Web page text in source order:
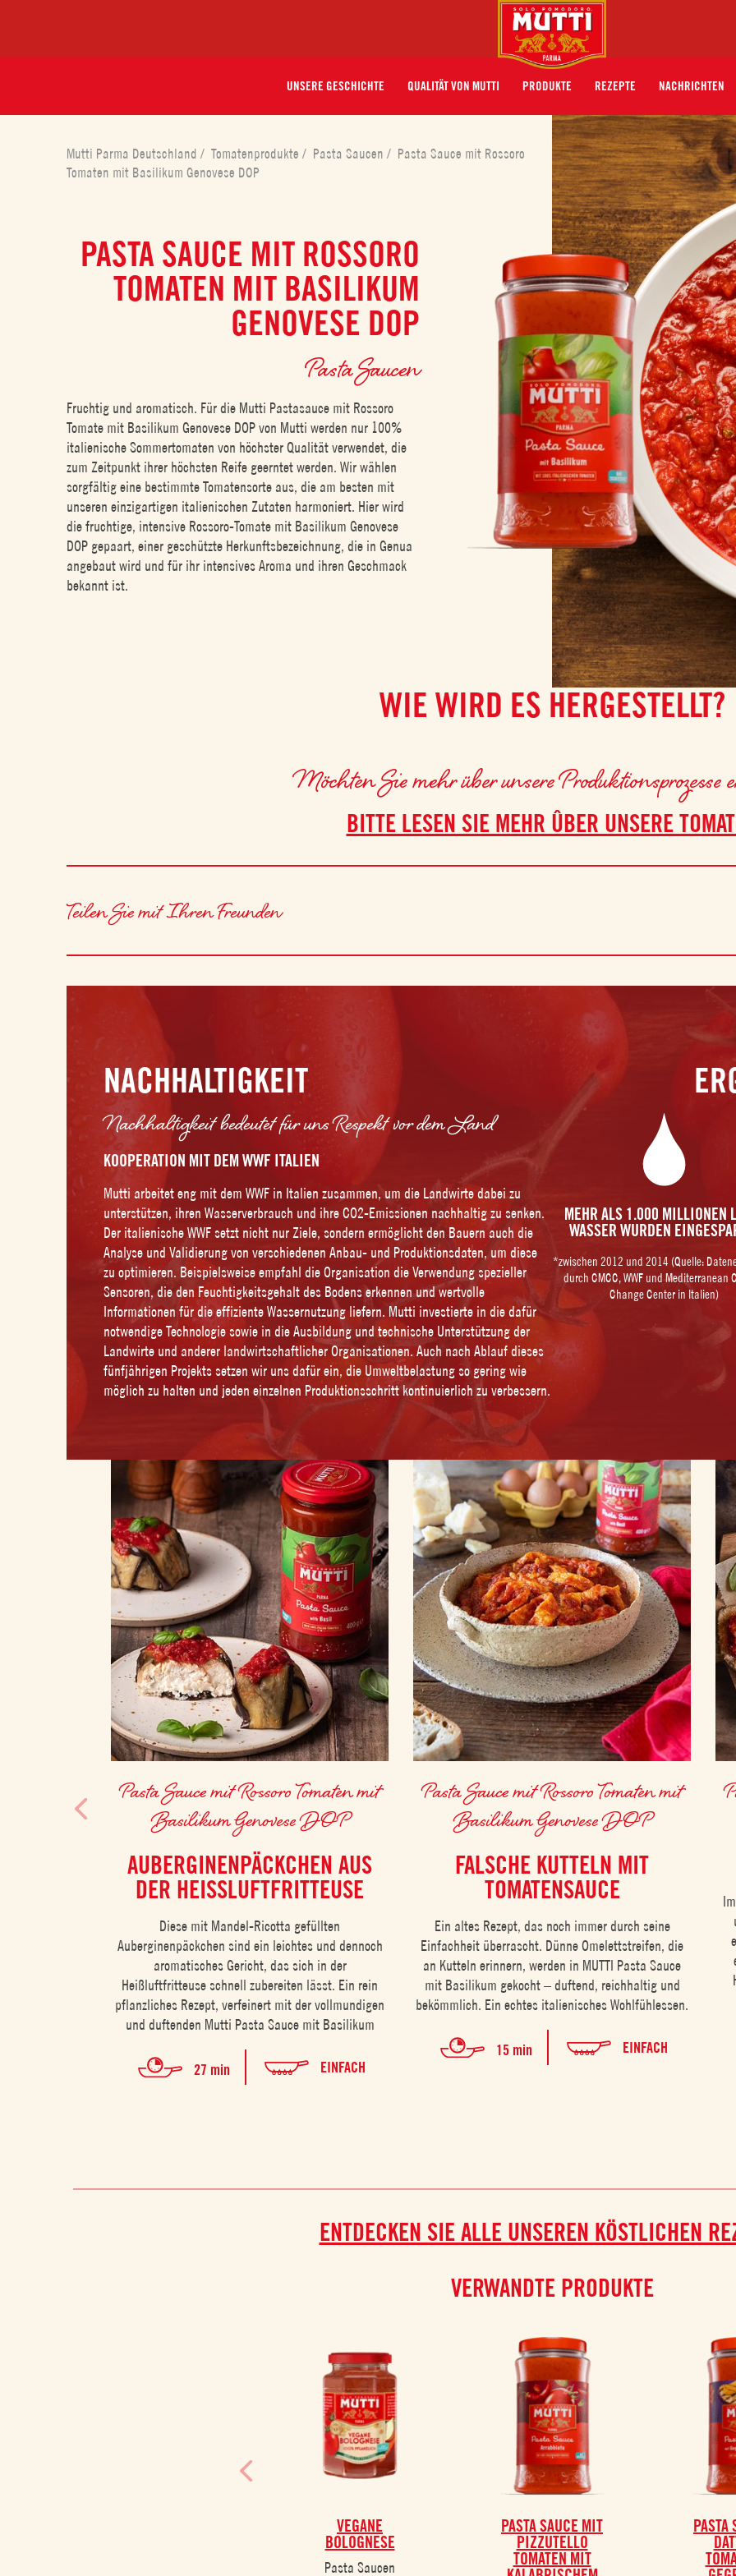
UNSERE GESCHICHTE QUALITÄT VON MUTTI PRODUKTE REZEPTE NACHRICHTEN
Mutti Parma Deutschland/ Tomatenprodukte/ Pasta Saucen/ Pasta Sauce mit Rossoro
Tomaten mit Basilikum Genovese DOP
PASTA SAUCE MIT ROSSORO
TOMATEN MIT BASILIKUM
GENOVESE DOP
Pasta Saucen
Fruchtig und aromatisch. Für die Mutti Pastasauce mit Rossoro
Tomate mit Basilikum Genovese DOP von Mutti werden nur 100%
italienische Sommertomaten von höchster Qualität verwendet, die
zum Zeitpunkt ihrer höchsten Reife geerntet werden. Wir wählen
sorgfältig eine bestimmte Tomatensorte aus, die am besten mit
unseren einzigartigen italienischen Zutaten harmoniert. Hier wird
die fruchtige, intensive Rossoro-Tomate mit Basilikum Genovese
DOP gepaart, einer geschützte Herkunftsbezeichnung, die in Genua
angebaut wird und für ihr intensives Aroma und ihren Geschmack
bekannt ist.
WIE WIRD ES HERGESTELLT?
Möchten Sie mehr über unsere Produktionsprozesse
BITTE LESEN SIE MEHR ÛBER UNSERE
Teilen Sie mit Ihren Freunden
NACHHALTIGKEIT
Nachhaltigkeit bedeutet für uns Respekt vor dem Land
KOOPERATION MIT DEM WWF ITALIEN
Mutti arbeitet eng mit dem WWF in Italien zusammen, um die Landwirte dabei zu
unterstützen, ihren Wasserverbrauch und ihre CO2-Emissionen nachhaltig zu senken.
Der italienische WWF setzt nicht nur Ziele, sondern ermöglicht den Bauern auch die
Analyse und Validierung von verschiedenen Anbau- und Produktionsdaten, um diese
zu optimieren. Beispielsweise empfahl die Organisation die Verwendung spezieller
Sensoren, die den Feuchtigkeitsgehalt des Bodens erkennen und wertvolle
Informationen für die effiziente Wassernutzung liefern. Mutti investierte in die dafür
notwendige Technologie sowie in die Ausbildung und technische Unterstützung der
Landwirte und anderer landwirtschaftlicher Organisationen. Auch nach Ablauf dieses
fünfjährigen Projekts setzen wir uns dafür ein, die Umweltbelastung so gering wie
möglich zu halten und jeden einzelnen Produktionsschritt kontinuierlich zu verbessern.
MEHR ALS 1.000 MILLIONEN
WASSER WURDEN
*zwischen 2012 und 2014 (Quelle:
durch CMCC, WWF und Mediterranean
Change Center in Italien)
Pasta Sauce mit Rossoro Tomaten mit
Basilikum Genovese DOP
AUBERGINENPÄCKCHEN AUS
DER HEISSLUFTFRITTEUSE
Diese mit Mandel-Ricotta gefüllten
Auberginenpäckchen sind ein leichtes und dennoch
aromatisches Gericht, das sich in der
Heißluftfritteuse schnell zubereiten lässt. Ein rein
pflanzliches Rezept, verfeinert mit der vollmundigen
und duftenden Mutti Pasta Sauce mit Basilikum
27 min EINFACH
Pasta Sauce mit Rossoro Tomaten mit
Basilikum Genovese DOP
FALSCHE KUTTELN MIT
TOMATENSAUCE
Ein altes Rezept, das noch immer durch seine
Einfachheit überrascht. Dünne Omelettstreifen, die
an Kutteln erinnern, werden in MUTTI Pasta Sauce
mit Basilikum gekocht – duftend, reichhaltig und
bekömmlich. Ein echtes italienisches Wohlfühlessen.
15 min EINFACH
ENTDECKEN SIE ALLE UNSEREN KÖSTLICHEN
VERWANDTE PRODUKTE
VEGANE
BOLOGNESE
Pasta Saucen
PASTA SAUCE MIT
PIZZUTELLO
TOMATEN MIT
PASTA